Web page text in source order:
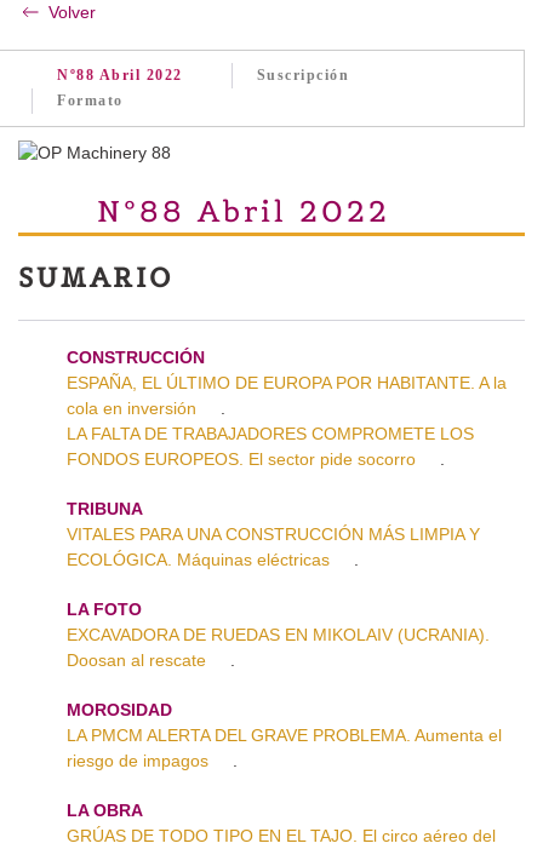
Volver
Nº88 Abril 2022
Suscripción
Formato
Nº88 Abril 2022
SUMARIO
CONSTRUCCIÓN
ESPAÑA, EL ÚLTIMO DE EUROPA POR HABITANTE. A la
cola en inversión
LA FALTA DE TRABAJADORES COMPROMETE LOS
FONDOS EUROPEOS. El sector pide socorro
TRIBUNA
VITALES PARA UNA CONSTRUCCIÓN MÁS LIMPIA Y
ECOLÓGICA. Máquinas eléctricas
LA FOTO
EXCAVADORA DE RUEDAS EN MIKOLAIV (UCRANIA).
Doosan al rescate
MOROSIDAD
LA PMCM ALERTA DEL GRAVE PROBLEMA. Aumenta el
riesgo de impagos
LA OBRA
GRÚAS DE TODO TIPO EN EL TAJO. El circo aéreo del